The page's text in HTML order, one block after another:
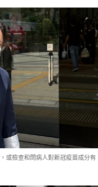
或檢查和問病人對新冠疫苗成分有